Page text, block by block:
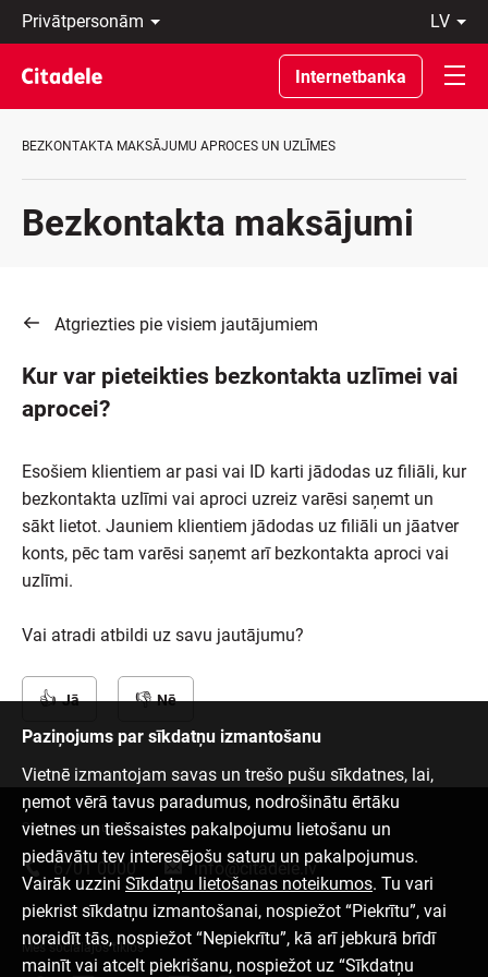
Privātpersonām
Uzņēmumiem
Private
Banking
Par
C
lv
Latviski
По-
русски
In
Internetbanka
BEZKONTAKTA MAKSĀJUMU APROCES UN UZLĪMES
Bezkontakta maksājumi
Atgriezties pie visiem jautājumiem
Kur var pieteikties bezkontakta uzlīmei vai
aprocei?
Esošiem klientiem ar pasi vai ID karti jādodas uz filiāli, kur
bezkontakta uzlīmi vai aproci uzreiz varēsi saņemt un
sākt lietot. Jauniem klientiem jādodas uz filiāli un jāatver
konts, pēc tam varēsi saņemt arī bezkontakta aproci vai
uzlīmi.
Vai atradi atbildi uz savu jautājumu?
Jā Nē
Paziņojums par sīkdatņu izmantošanu
Vietnē izmantojam savas un trešo pušu sīkdatnes, lai,
ņemot vērā tavus paradumus, nodrošinātu ērtāku
vietnes un tiešsaistes pakalpojumu lietošanu un
piedāvātu tev interesējošu saturu un pakalpojumus.
Vairāk uzzini Sīkdatņu lietošanas noteikumos. Tu vari
piekrist sīkdatņu izmantošanai, nospiežot “Piekrītu”, vai
noraidīt tās, nospiežot “Nepiekrītu”, kā arī jebkurā brīdī
mainīt vai atcelt piekrišanu, nospiežot uz “Sīkdatņu
Sazinies ar mums
6701 0000 info@citadele.lv
Mēs sociālajos tīklos